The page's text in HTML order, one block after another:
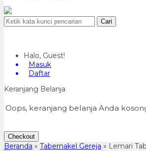
Cari
Halo, Guest!
Masuk
Daftar
Keranjang Belanja
Oops, keranjang belanja Anda
Checkout
Beranda » Tabernakel Gereja » Lemari